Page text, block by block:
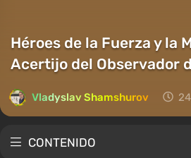
Héroes de la Fuerza y la
Acertijo del Observador
Vladyslav Shamshurov
CONTENIDO